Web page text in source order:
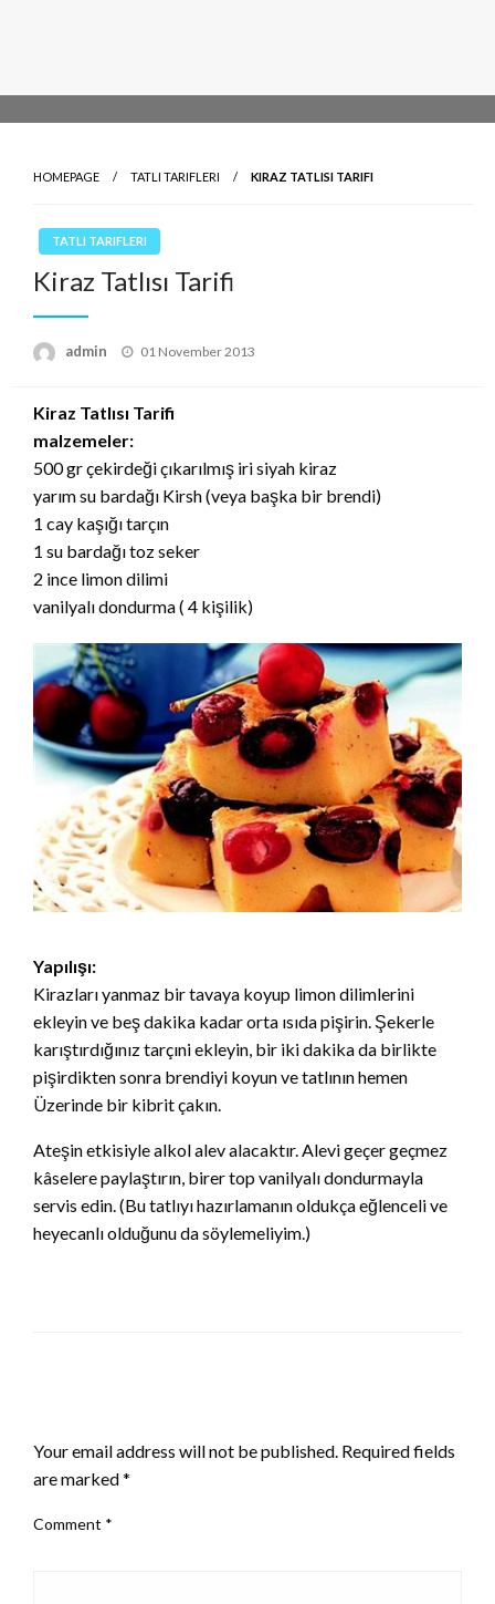
HOMEPAGE TATLI TARIFLERI KIRAZ TATLISI TARIFI
TATLI TARIFLERI
Kiraz Tatlısı Tarifi
admin
Posted
01 November 2013
Kiraz Tatlısı Tarifi
malzemeler:
500 gr çekirdeği çıkarılmış iri siyah kiraz
yarım su bardağı Kirsh (veya başka bir brendi)
1 cay kaşığı tarçın
1 su bardağı toz seker
2 ince limon dilimi
vanilyalı dondurma ( 4 kişilik)
Yapılışı:
Kirazları yanmaz bir tavaya koyup limon dilimlerini
ekleyin ve beş dakika kadar orta ısıda pişirin. Şekerle
karıştırdığınız tarçıni ekleyin, bir iki dakika da birlikte
pişirdikten sonra brendiyi koyun ve tatlının hemen
Üzerinde bir kibrit çakın.
Ateşin etkisiyle alkol alev alacaktır. Alevi geçer geçmez
kâselere paylaştırın, birer top vanilyalı dondurmayla
servis edin. (Bu tatlıyı hazırlamanın oldukça eğlenceli ve
heyecanlı olduğunu da söylemeliyim.)
Your email address will not be published. Required fields
are marked*
Comment *